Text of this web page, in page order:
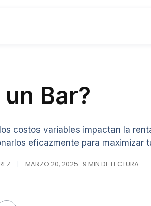
Bar?
costos variables impactan la
eficazmente para maximizar
| MARZO 20, 2025 · 9 MIN DE LECTURA